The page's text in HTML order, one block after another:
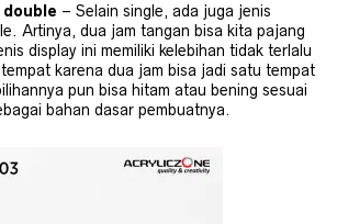
– Selain single, ada juga jenis
Artinya, dua jam tangan bisa kita pajang
display ini memiliki kelebihan tidak terlalu
karena dua jam bisa jadi satu tempat
pun bisa hitam atau bening sesuai
bahan dasar pembuatnya.